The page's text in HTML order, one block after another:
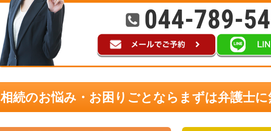
044-789-
相続のお悩み・お困りごとなら まずは弁護士に